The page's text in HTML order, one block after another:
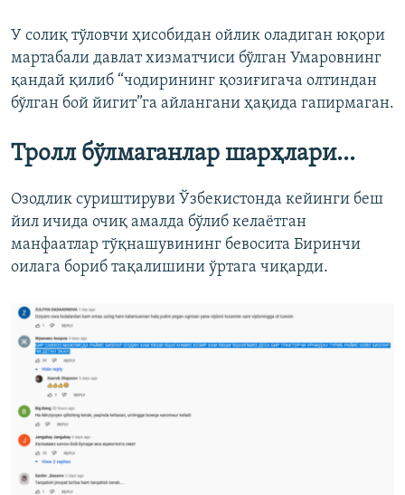
У солиқ тўловчи ҳисобидан ойлик оладиган юқори
мартабали давлат хизматчиси бўлган Умаровнинг
қандай қилиб “чодирининг қозиғигача олтиндан
бўлган бой йигит”га айлангани ҳақида гапирмаган.
Тролл бўлмаганлар шарҳлари...
Озодлик суриштируви Ўзбекистонда кейинги беш
йил ичида очиқ амалда бўлиб келаëтган
манфаатлар тўқнашувининг бевосита Биринчи
оилага бориб тақалишини ўртага чиқарди.